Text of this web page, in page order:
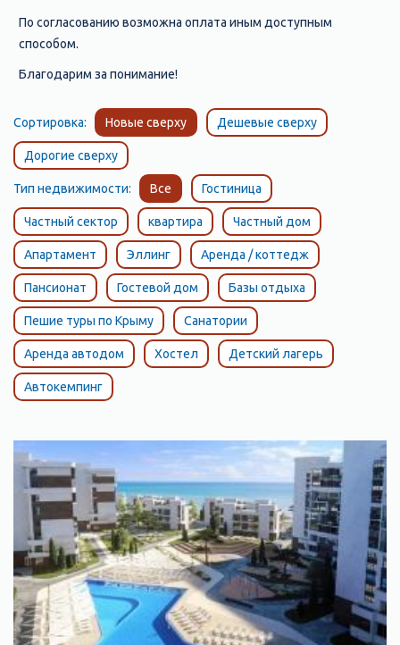
По согласованию возможна оплата иным доступным
способом.
Благодарим за понимание!
Сортировка: Новые сверху Дешевые сверху
Дорогие сверху
Тип недвижимости: Все Гостиница
Частный сектор квартира Частный дом
Апартамент Эллинг Аренда / коттедж
Пансионат Гостевой дом Базы отдыха
Пешие туры по Крыму Санатории
Аренда автодом Хостел Детский лагерь
Автокемпинг